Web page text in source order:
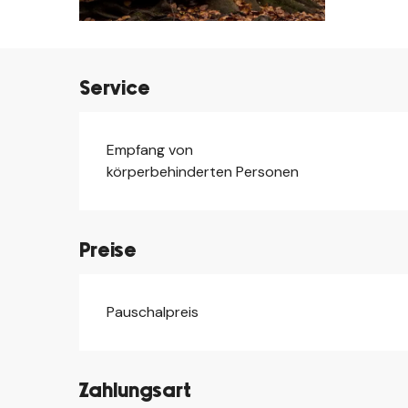
Service
Empfang von
körperbehinderten Personen
Preise
Preise 2026
Pauschalpreis
Zahlungsart